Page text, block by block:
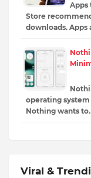
Apps
Store
downloads. Apps
operating system
Nothing wants
Viral &